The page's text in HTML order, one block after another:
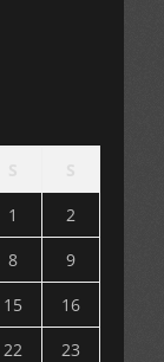
1
2
8
9
15
16
22 23